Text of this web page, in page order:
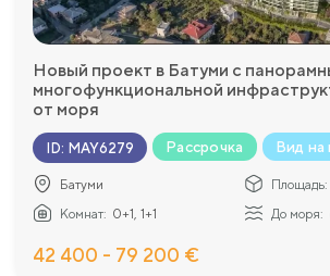
Новый проект в Батуми с
многофункциональной
от моря
ID: MAY6279 Рассрочка Вид на
Батуми Площадь:
Комнат: 0+1, 1+1 До моря:
42 400 - 79 200 €